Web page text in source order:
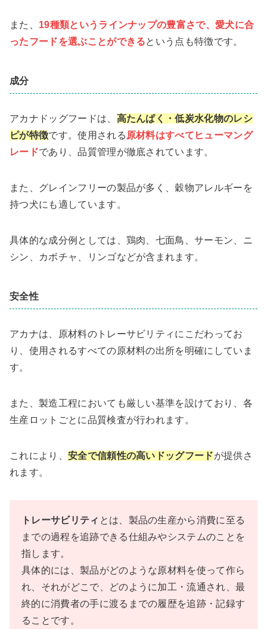
また、 19種類というラインナップの豊富さで、愛犬に合
ったフードを選ぶことができるという点も特徴です。
成分
アカナドッグフードは、 高たんぱく・低炭水化物のレシ
ピが特徴です。使用される 原材料はすべてヒューマング
レードであり、品質管理が徹底されています。
また、グレインフリーの製品が多く、穀物アレルギーを
持つ犬にも適しています。
具体的な成分例としては、鶏肉、七面鳥、サーモン、ニ
シン、カボチャ、リンゴなどが含まれます。
安全性
アカナは、原材料のトレーサビリティにこだわってお
り、使用されるすべての原材料の出所を明確にしていま
す。
また、製造工程においても厳しい基準を設けており、各
生産ロットごとに品質検査が行われます。
これにより、 安全で信頼性の高いドッグフードが提供さ
れます。
トレーサビリティ とは、製品の生産から消費に至る
までの過程を追跡できる仕組みやシステムのことを
指します。
具体的には、製品がどのような原材料を使って作ら
れ、それがどこで、どのように加工・流通され、最
終的に消費者の手に渡るまでの履歴を追跡・記録す
ることです。